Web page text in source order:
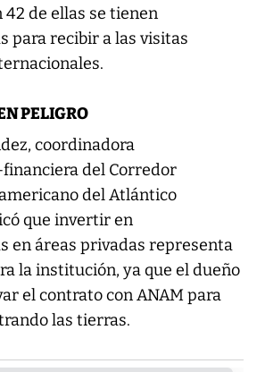
de ellas se tienen
para recibir a las visitas
PELIGRO
coordinadora
del Corredor
del Atlántico
que invertir en
en áreas privadas representa
la institución, ya que el dueño
el contrato con ANAM para
las tierras.